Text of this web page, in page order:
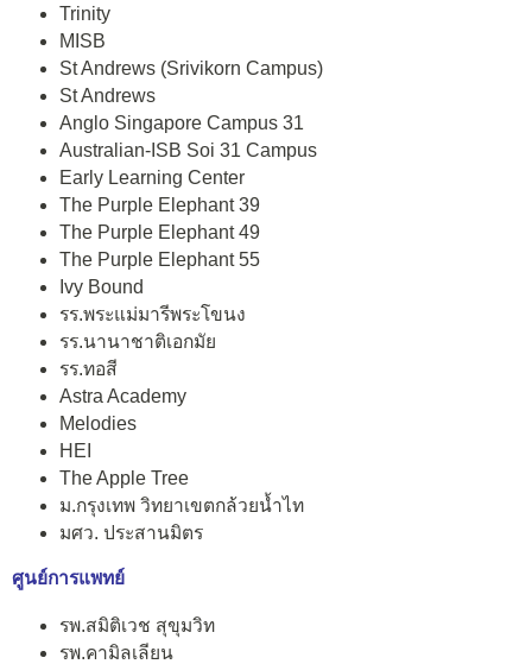
Trinity
MISB
St Andrews (Srivikorn Campus)
St Andrews
Anglo Singapore Campus 31
Australian-ISB Soi 31 Campus
Early Learning Center
The Purple Elephant 39
The Purple Elephant 49
The Purple Elephant 55
Ivy Bound
รร.พระแม่มารีพระโขนง
รร.นานาชาติเอกมัย
รร.ทอสี
Astra Academy
Melodies
HEI
The Apple Tree
ม.กรุงเทพ วิทยาเขตกล้วยน้ำไท
มศว. ประสานมิตร
ศูนย์การแพทย์
รพ.สมิติเวช สุขุมวิท
รพ.คามิลเลียน